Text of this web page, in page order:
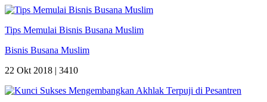
Tips Memulai Bisnis Busana Muslim
Bisnis Busana Muslim
22 Okt 2018 | 3410